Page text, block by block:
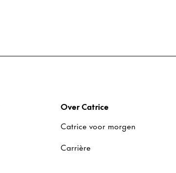
Over Catrice
Catrice voor morgen
Carrière